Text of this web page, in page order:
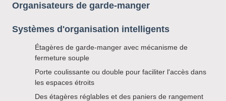
Organisateurs de garde-manger
Systèmes d'organisation intelligents
Étagères de garde-manger avec mécanisme de
fermeture souple
Porte coulissante ou double pour faciliter l'accès dans
les espaces étroits
Des étagères réglables et des paniers de rangement